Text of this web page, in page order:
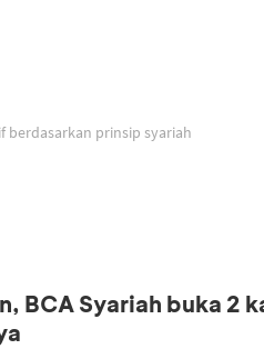
Solusi untuk berinvestasi dengan bagi hasil yang kompetitif berdasarkan prinsip syariah
BCA Syariah buka 2